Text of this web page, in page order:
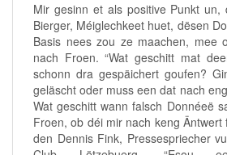
Mir gesinn et als positive Punkt un,
Bierger, Méiglechkeet huet, dësen
Basis nees zou ze maachen, mee
nach Froen. “Wat geschitt mat
schonn dra gespäichert goufen?
geläscht oder muss een dat nach
Wat geschitt wann falsch Donnéeë
Froen, ob déi mir nach keng Äntwert
den Dennis Fink, Pressespriecher